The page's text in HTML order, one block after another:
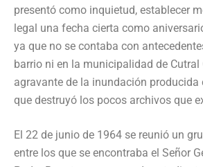
presentó como inquietud, establecer
legal una fecha cierta como
ya que no se contaba con
barrio ni en la municipalidad de Cutral
agravante de la inundación producida
que destruyó los pocos archivos que
El 22 de junio de 1964 se reunió un
entre los que se encontraba el Señor